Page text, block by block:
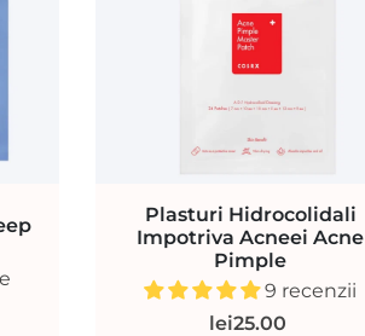
Plasturi Hidrocolidali
Impotriva Acneei Acne
Pimple
9 recenzii
lei25.00